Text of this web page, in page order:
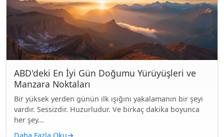
ABD'deki En İyi Gün Doğumu Yürüyüşleri ve
Manzara Noktaları
Bir yüksek yerden günün ilk ışığını yakalamanın bir şeyi
vardır. Sessizdir. Huzurludur. Ve birkaç dakika boyunca
her şey...